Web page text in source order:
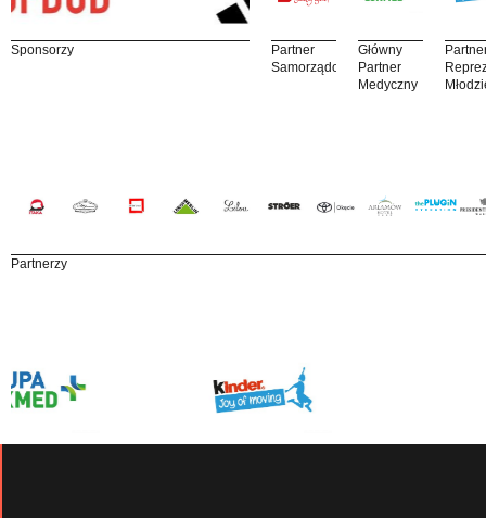
Sponsorzy
Partner
Samorządowy
Główny
Partner
Medyczny
Partnerzy